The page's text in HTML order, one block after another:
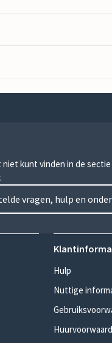
kunt vinden in de
vragen, hulp en
Hulp
Nuttige